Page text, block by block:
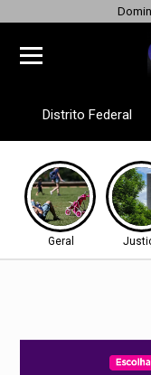
Distrito Federal
Geral